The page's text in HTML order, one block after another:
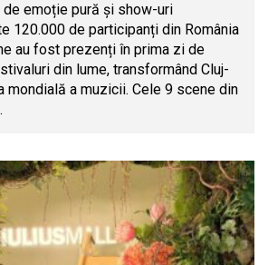
emoție pură și show-uri
120.000 de participanți din România
au fost prezenți în prima zi de
din lume, transformând Cluj-
mondială a muzicii. Cele 9 scene din